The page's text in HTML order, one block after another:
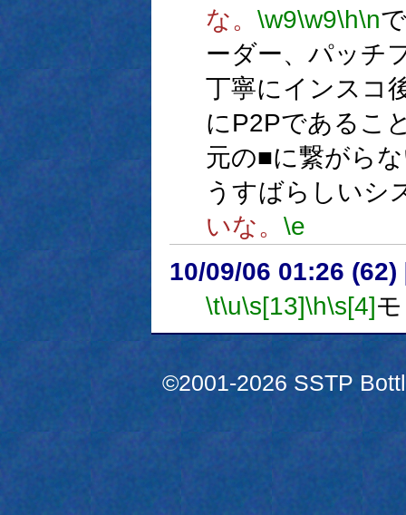
な。 \w9\w9\h\n
ーダー、パッチ
丁寧にインスコ
にP2Pであるこ
元の■に繋がら
うすばらしいシ
いな。 \e
10/09/06 01:26 (62)
\t\u\s[13]\h\s[4]
©2001-2026 SSTP